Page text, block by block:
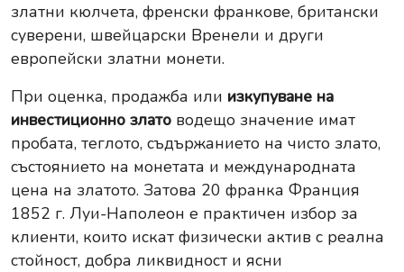
златни кюлчета, френски франкове, британски
суверени, швейцарски Вренели и други
европейски златни монети.
При оценка, продажба или изкупуване на
инвестиционно злато водещо значение имат
пробата, теглото, съдържанието на чисто злато,
състоянието на монетата и международната
цена на златото. Затова 20 франка Франция
1852 г. Луи-Наполеон е практичен избор за
клиенти, които искат физически актив с реална
стойност, добра ликвидност и ясни